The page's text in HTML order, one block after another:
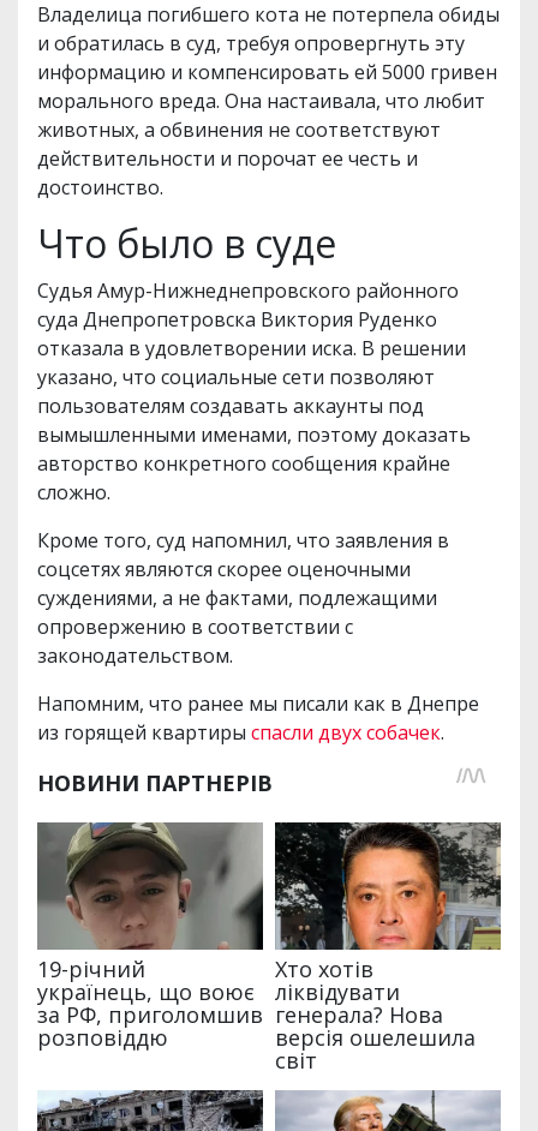
Владелица погибшего кота не потерпела обиды
и обратилась в суд, требуя опровергнуть эту
информацию и компенсировать ей 5000 гривен
морального вреда. Она настаивала, что любит
животных, а обвинения не соответствуют
действительности и порочат ее честь и
достоинство.
Что было в суде
Судья Амур-Нижнеднепровского районного
суда Днепропетровска Виктория Руденко
отказала в удовлетворении иска. В решении
указано, что социальные сети позволяют
пользователям создавать аккаунты под
вымышленными именами, поэтому доказать
авторство конкретного сообщения крайне
сложно.
Кроме того, суд напомнил, что заявления в
соцсетях являются скорее оценочными
суждениями, а не фактами, подлежащими
опровержению в соответствии с
законодательством.
Напомним, что ранее мы писали как в Днепре
из горящей квартиры спасли двух собачек.